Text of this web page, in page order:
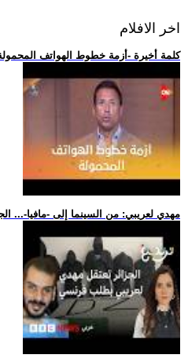
اخر الافلام
.. كلمة أخيرة -أزمة خطوط الهواتف
.. مهدي لعريبي: من السينما إلى -مافيا-...